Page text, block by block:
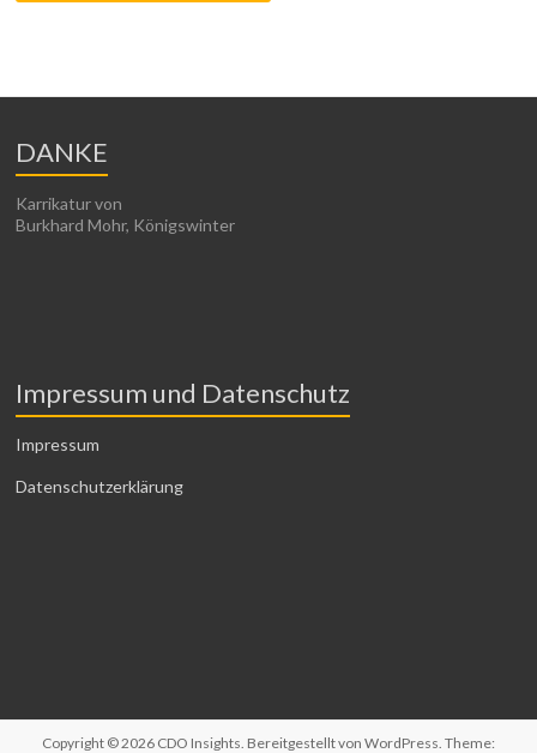
DANKE
Karrikatur von
Burkhard Mohr, Königswinter
Impressum und Datenschutz
Impressum
Datenschutzerklärung
Copyright © 2026 CDO Insights. Bereitgestellt von WordPress. Theme: